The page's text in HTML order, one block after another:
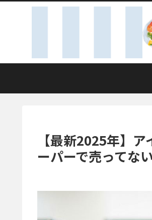
【最新2025年】
ーパーで売ってな